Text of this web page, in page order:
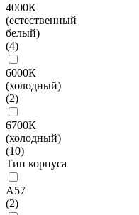
4000К
(естественный
белый)
(4)
6000К
(холодный)
(2)
6700К
(холодный)
(10)
Тип корпуса
A57
(2)